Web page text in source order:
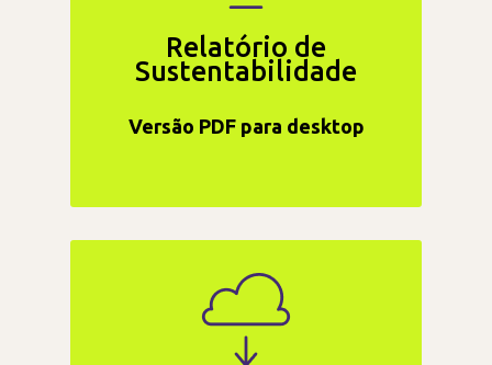
Relatório de
Sustentabilidade
Versão PDF para desktop